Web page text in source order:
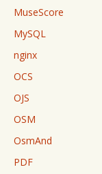
MuseScore
MySQL
nginx
OCS
OJS
OSM
OsmAnd
PDF